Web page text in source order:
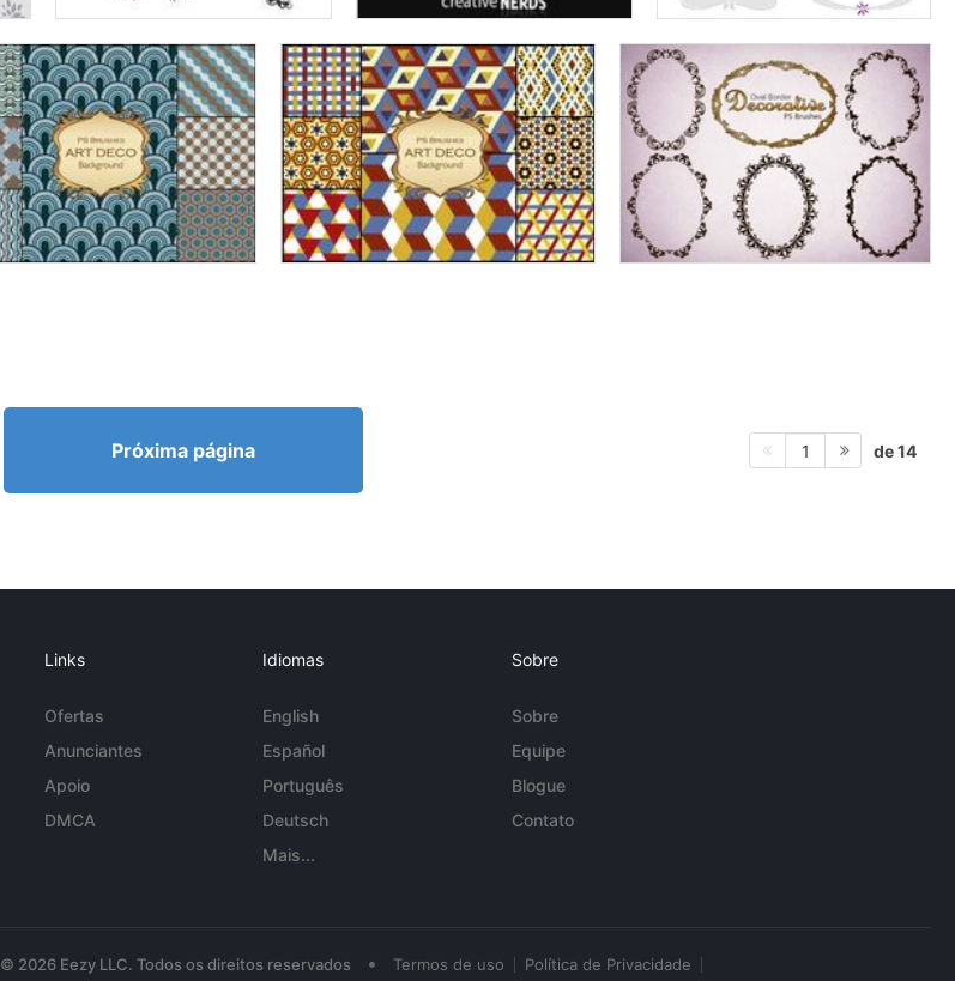
Próxima página 1 de 14
Links
Ofertas
Anunciantes
Apoio
DMCA
Idiomas
English
Español
Português
Deutsch
Mais...
Sobre
Sobre
Equipe
Blogue
Contato
© 2026 Eezy LLC. Todos os direitos reservados • Termos de uso Política de Privacidade